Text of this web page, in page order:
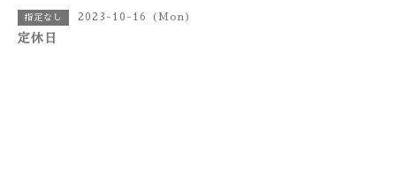
指定なし 2023-10-16 (Mon)
定休日